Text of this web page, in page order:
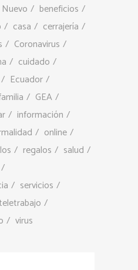
beneficios
casa
cerrajería
Coronavirus
cuidado
Ecuador
GEA
información
online
regalos
salud
servicios
virus